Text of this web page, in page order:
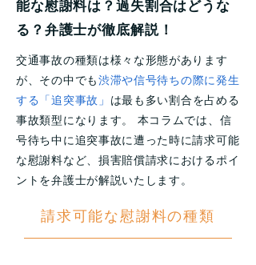
能な慰謝料は？過失割合はどうな
る？弁護士が徹底解説！
交通事故の種類は様々な形態があります
が、その中でも 渋滞や信号待ちの際に発生
する「追突事故」 は最も多い割合を占める
事故類型になります。 本コラムでは、信
号待ち中に追突事故に遭った時に請求可能
な慰謝料など、損害賠償請求におけるポイ
ントを弁護士が解説いたします。
請求可能な慰謝料の種類